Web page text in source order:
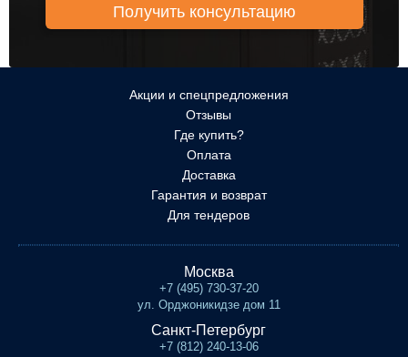
Акции и спецпредложения
Отзывы
Где купить?
Оплата
Доставка
Гарантия и возврат
Для тендеров
Москва
+7 (495) 730-37-20
ул. Орджоникидзе дом 11
Санкт-Петербург
+7 (812) 240-13-06